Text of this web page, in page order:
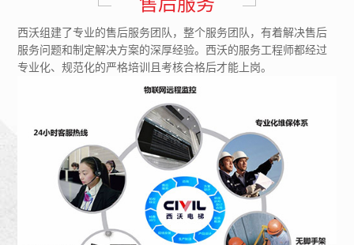
西沃组建了专业的售后服务团队，整个服务团队，有着解决售后
服务问题和制定解决方案的深厚经验。西沃的服务工程师都经过
专业化、规范化的严格培训且考核合格后才能上岗。